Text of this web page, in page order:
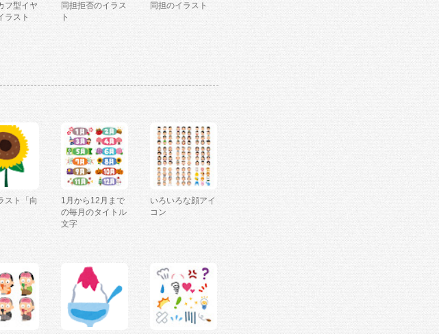
フ型イヤ
ラスト
同担拒否のイラス
ト
同担のイラスト
スト「向
1月から12月まで
の毎月のタイトル
文字
いろいろな顔アイ
コン